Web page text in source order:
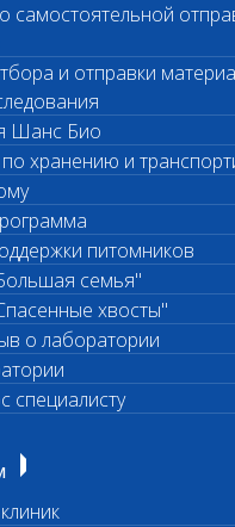
самостоятельной
и отправки
Шанс Био
хранению и
питомников
семья"
хвосты"
о лаборатории
специалисту
исследования